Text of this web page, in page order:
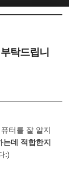
탁드립니
터를 잘 알지
는데 적합한지
:)